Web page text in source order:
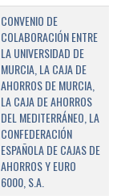
CONVENIO DE
COLABORACIÓN ENTRE
LA UNIVERSIDAD DE
MURCIA, LA CAJA DE
AHORROS DE MURCIA,
LA CAJA DE AHORROS
DEL MEDITERRÁNEO, LA
CONFEDERACIÓN
ESPAÑOLA DE CAJAS DE
AHORROS Y EURO
6000, S.A.